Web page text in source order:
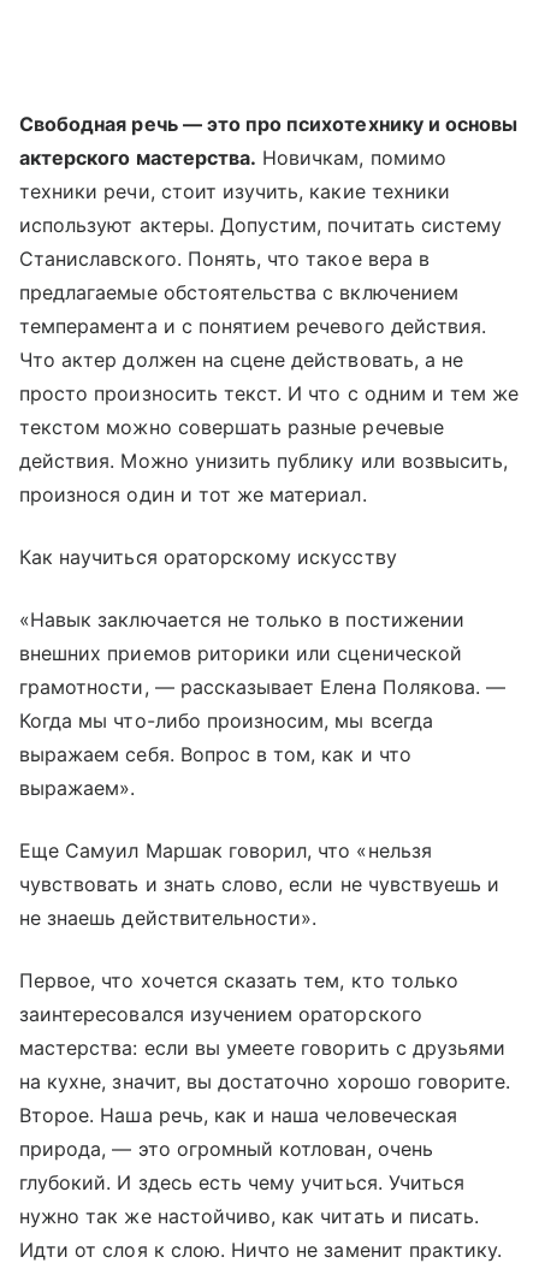
Свободная речь — это про психотехнику и основы
актерского мастерства. Новичкам, помимо
техники речи, стоит изучить, какие техники
используют актеры. Допустим, почитать систему
Станиславского. Понять, что такое вера в
предлагаемые обстоятельства с включением
темперамента и с понятием речевого действия.
Что актер должен на сцене действовать, а не
просто произносить текст. И что с одним и тем же
текстом можно совершать разные речевые
действия. Можно унизить публику или возвысить,
произнося один и тот же материал.
Как научиться ораторскому искусству
«Навык заключается не только в постижении
внешних приемов риторики или сценической
грамотности, — рассказывает Елена Полякова. —
Когда мы что-либо произносим, мы всегда
выражаем себя. Вопрос в том, как и что
выражаем».
Еще Самуил Маршак говорил, что «нельзя
чувствовать и знать слово, если не чувствуешь и
не знаешь действительности».
Первое, что хочется сказать тем, кто только
заинтересовался изучением ораторского
мастерства: если вы умеете говорить с друзьями
на кухне, значит, вы достаточно хорошо говорите.
Второе. Наша речь, как и наша человеческая
природа, — это огромный котлован, очень
глубокий. И здесь есть чему учиться. Учиться
нужно так же настойчиво, как читать и писать.
Идти от слоя к слою. Ничто не заменит практику.